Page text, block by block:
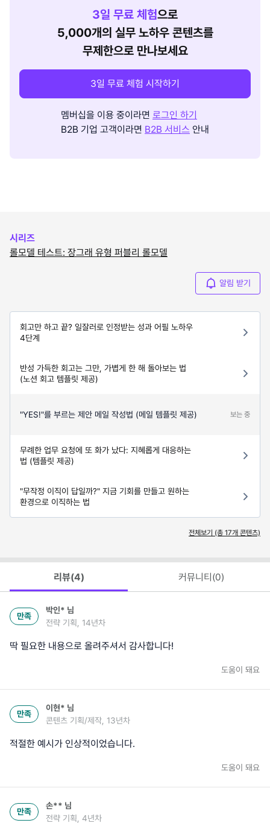
3일 무료 체험으로
5,000개의 실무 노하우 콘텐츠를
무제한으로 만나보세요
3일 무료 체험 시작하기
멤버십을 이용 중이라면 로그인 하기
B2B 기업 고객이라면 B2B 서비스 안내
시리즈
롤모델 테스트: 장그래 유형 퍼블리 롤모델
알림 받기
회고만 하고 끝? 일잘러로 인정받는 성과 어필 노하우
4단계
반성 가득한 회고는 그만, 가볍게 한 해 돌아보는 법
(노션 회고 템플릿 제공)
"YES!"를 부르는 제안 메일 작성법 (메일 템플릿 제공) 보는 중
무례한 업무 요청에 또 화가 났다: 지혜롭게 대응하는
법 (템플릿 제공)
"무작정 이직이 답일까?" 지금 기회를 만들고 원하는
환경으로 이직하는 법
전체보기 (총 17개 콘텐츠)
리뷰(4) 커뮤니티(0)
만족
박인* 님
전략 기획, 14년차
딱 필요한 내용으로 올려주셔서 감사합니다!
도움이 돼요
만족
이현* 님
콘텐츠 기획/제작, 13년차
적절한 예시가 인상적이었습니다.
도움이 돼요
만족
손** 님
전략 기획, 4년차